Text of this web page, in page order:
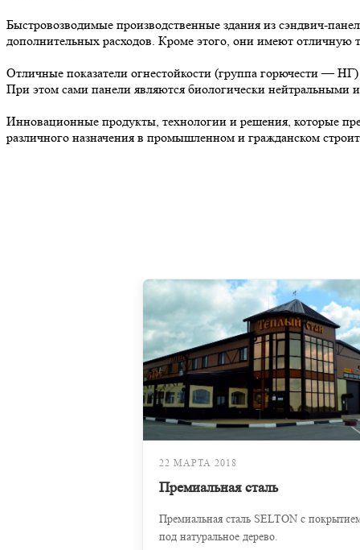
Быстровозводимые производственные здания из сэндвич-
дополнительных расходов. Кроме этого, они имеют отличную
Отличные показатели огнестойкости (группа горючести —
При этом сами панели являются биологически нейтральными
Инновационные продукты, технологии и решения, которые
различного назначения в промышленном и гражданском
22 МАРТА 2018
Премиальная сталь
Премиальная сталь SELTON с
под натуральное дерево.